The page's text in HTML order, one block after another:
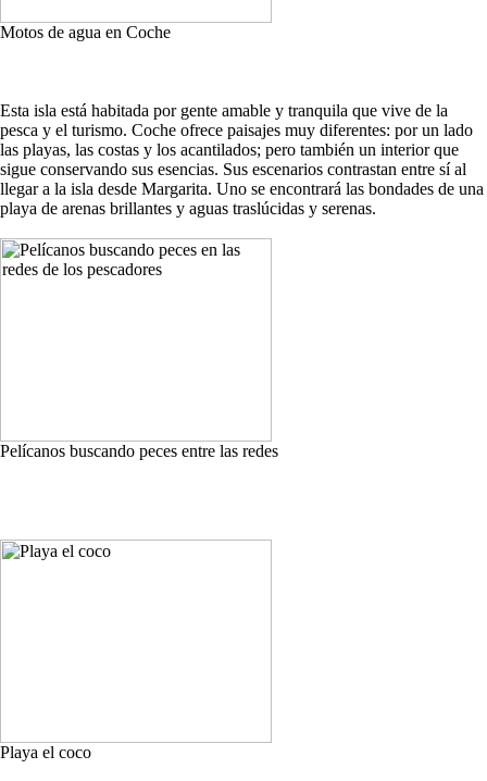
Motos de agua en Coche
Esta isla está habitada por gente amable y tranquila que vive de la
pesca y el turismo. Coche ofrece paisajes muy diferentes: por un lado
las playas, las costas y los acantilados; pero también un interior que
sigue conservando sus esencias. Sus escenarios contrastan entre sí al
llegar a la isla desde Margarita. Uno se encontrará las bondades de una
playa de arenas brillantes y aguas traslúcidas y serenas.
Pelícanos buscando peces entre las redes
Playa el coco